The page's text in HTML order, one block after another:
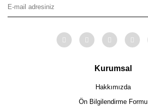
Kurumsal
Hakkımızda
Ön Bilgilendirme Formu